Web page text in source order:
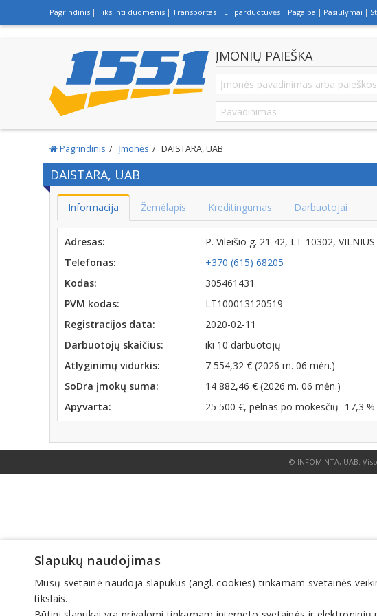
Pagrindinis Tikslinti duomenis Transportas El. parduotuvės Pagalba Pasiūlymai
ĮMONIŲ PAIEŠKA
Pagrindinis Įmonės DAISTARA, UAB
DAISTARA, UAB
Informacija Žemėlapis Kreditingumas Darbuotojai
Adresas:
P. Vileišio g. 21-42, LT-10302, VILNIUS
Telefonas:
+370 (615) 68205
Kodas:
305461431
PVM kodas:
LT100013120519
Registracijos data:
2020-02-11
Darbuotojų skaičius:
iki 10 darbuotojų
Atlyginimų vidurkis:
7 554,32 € (2026 m. 06 mėn.)
SoDra įmokų suma:
14 882,46 € (2026 m. 06 mėn.)
Apyvarta:
25 500 €, pelnas po mokesčių -17,3 %
© INFOMINTA, UAB.
Slapukų naudojimas
Mūsų svetainė naudoja slapukus (angl. cookies) tinkamam svetainės
tikslais.